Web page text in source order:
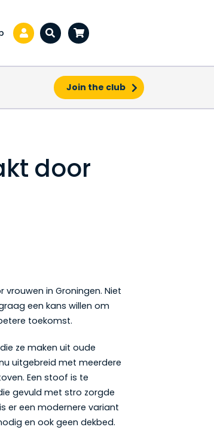
Zoeken...
Join the club
door
in Groningen. Niet
een kans willen om
toekomst.
ze maken uit oude
uitgebreid met meerdere
Een stoof is te
gevuld met stro zorgde
er een modernere variant
en ook geen dekbed.